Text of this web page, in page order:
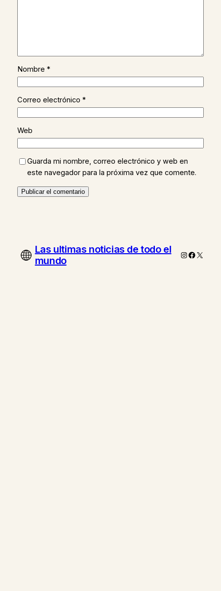
Nombre *
Correo electrónico *
Web
Guarda mi nombre, correo electrónico y web en
este navegador para la próxima vez que comente.
Las ultimas noticias de todo el
mundo
Instagram
X